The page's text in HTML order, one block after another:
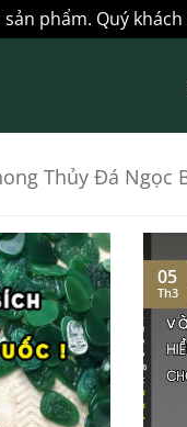
phẩm. Quý
Thủy Đá Ngọc
05
Th3